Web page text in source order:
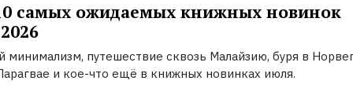
самых ожидаемых книжных новинок
минимализм, путешествие сквозь Малайзию, буря в
и кое-что ещё в книжных новинках июля.